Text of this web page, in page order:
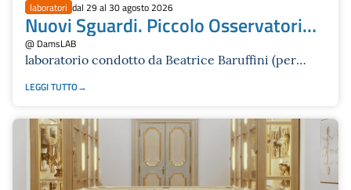
laboratori dal 29 al 30 agosto 2026
Nuovi Sguardi. Piccolo Osservatorio
sul Premio Scenario infanzia e
adolescenza
@ DamsLAB
laboratorio condotto da Beatrice Baruffini (per
adolescenti dagli 11 ai 18 anni) | Scenario Festival
LEGGI TUTTO